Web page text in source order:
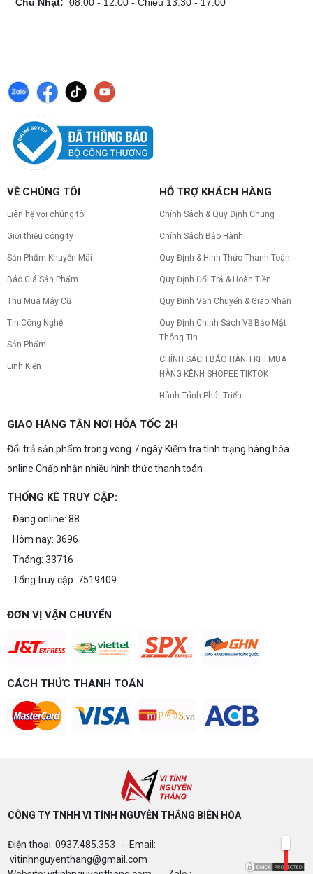
Chủ Nhật: 08:00 - 12:00 - Chiều 13:30 - 17:00
VỀ CHÚNG TÔI
Liên hệ với chúng tôi
Giới thiệu công ty
Sản Phẩm Khuyến Mãi
Báo Giá Sản Phẩm
Thu Mua Máy Cũ
Tin Công Nghệ
Sản Phẩm
Linh Kiện
HỖ TRỢ KHÁCH HÀNG
Chính Sách & Quy Định Chung
Chính Sách Bảo Hành
Quy Định & Hình Thức Thanh Toán
Quy Định Đổi Trả & Hoàn Tiền
Quy Định Vận Chuyển & Giao Nhận
Quy Định Chính Sách Về Bảo Mật
Thông Tin
CHÍNH SÁCH BẢO HÀNH KHI MUA
HÀNG KÊNH SHOPEE TIKTOK
Hành Trình Phát Triển
GIAO HÀNG TẬN NƠI HỎA TỐC 2H
Đổi trả sản phẩm trong vòng 7 ngày Kiểm tra tình trạng hàng hóa
online Chấp nhận nhiều hình thức thanh toán
THỐNG KÊ TRUY CẬP:
Đang online: 88
Hôm nay: 3696
Tháng: 33716
Tổng truy cập: 7519409
ĐƠN VỊ VẬN CHUYỂN
CÁCH THỨC THANH TOÁN
CÔNG TY TNHH VI TÍNH NGUYỄN THẮNG BIÊN HÒA​
Điện thoại: 0937.485.353 - Email:
vitinhnguyenthang@gmail.com